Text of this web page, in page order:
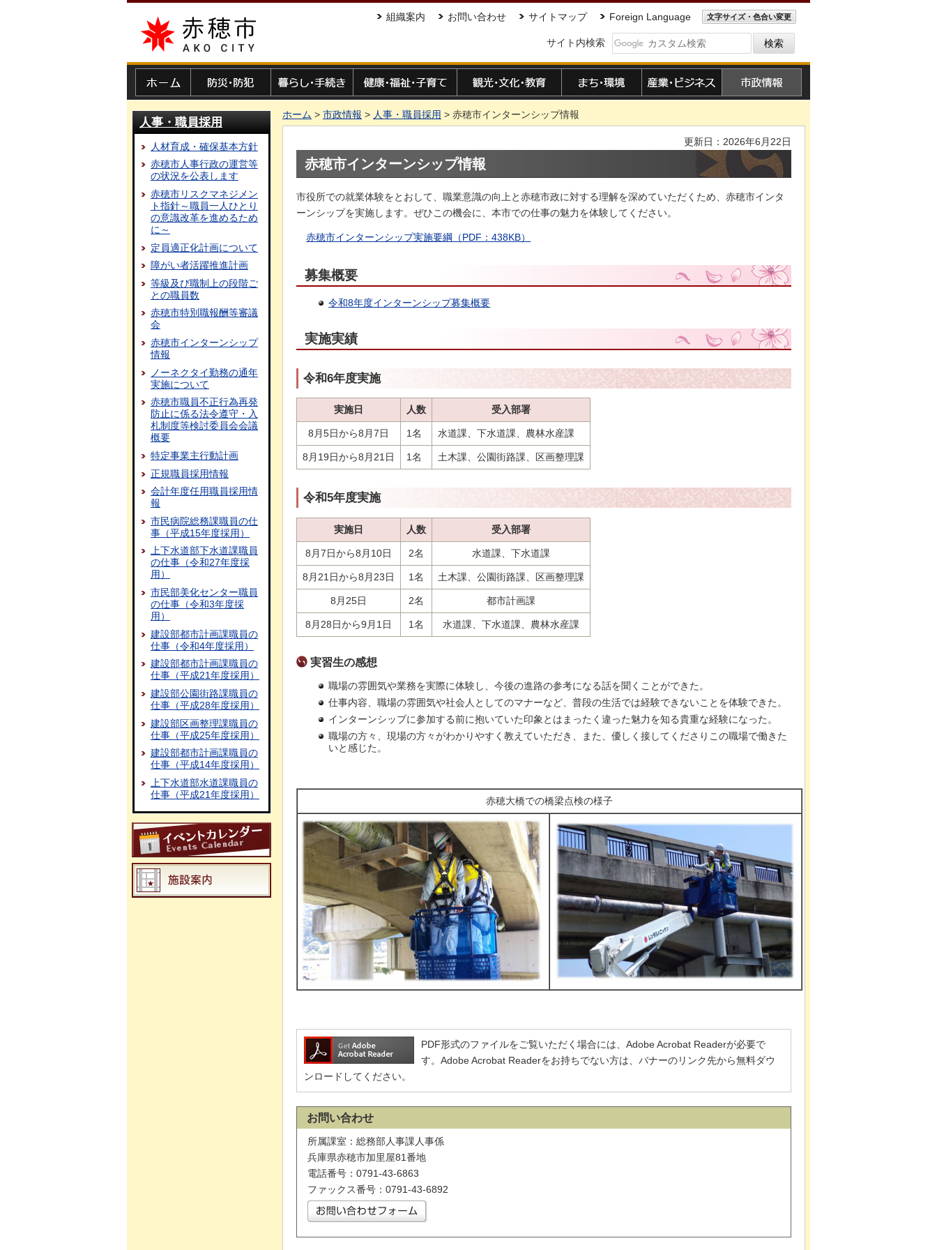
赤穂市 組織案内 お問い合わせ サイトマップ Foreign Language 文字サイズ・色合い変更
サイト内検索
人事・職員採用
人材育成・確保基本方針
赤穂市人事行政の運営等
の状況を公表します
赤穂市リスクマネジメン
ト指針～職員一人ひとり
の意識改革を進めるため
に～
定員適正化計画について
障がい者活躍推進計画
等級及び職制上の段階ご
との職員数
赤穂市特別職報酬等審議
会
赤穂市インターンシップ
情報
ノーネクタイ勤務の通年
実施について
赤穂市職員不正行為再発
防止に係る法令遵守・入
札制度等検討委員会会議
概要
特定事業主行動計画
正規職員採用情報
会計年度任用職員採用情
報
市民病院総務課職員の仕
事（平成15年度採用）
上下水道部下水道課職員
の仕事（令和27年度採
用）
市民部美化センター職員
の仕事（令和3年度採
用）
建設部都市計画課職員の
仕事（令和4年度採用）
建設部都市計画課職員の
仕事（平成21年度採用）
建設部公園街路課職員の
仕事（平成28年度採用）
建設部区画整理課職員の
仕事（平成25年度採用）
建設部都市計画課職員の
仕事（平成14年度採用）
上下水道部水道課職員の
仕事（平成21年度採用）
ホーム > 市政情報 > 人事・職員採用 > 赤穂市インターンシップ情報
更新日：2026年6月22日
赤穂市インターンシップ情報
市役所での就業体験をとおして、職業意識の向上と赤穂市政に対する理解を深めていただくため、赤穂市インタ
ーンシップを実施します。ぜひこの機会に、本市での仕事の魅力を体験してください。
赤穂市インターンシップ実施要綱（PDF：438KB）
募集概要
令和8年度インターンシップ募集概要
実施実績
令和6年度実施
実施日 人数 受入部署
8月5日から8月7日 1名 水道課、下水道課、農林水産課
8月19日から8月21日 1名 土木課、公園街路課、区画整理課
令和5年度実施
実施日 人数 受入部署
8月7日から8月10日 2名 水道課、下水道課
8月21日から8月23日 1名 土木課、公園街路課、区画整理課
8月25日 2名 都市計画課
8月28日から9月1日 1名 水道課、下水道課、農林水産課
実習生の感想
職場の雰囲気や業務を実際に体験し、今後の進路の参考になる話を聞くことができた。
仕事内容、職場の雰囲気や社会人としてのマナーなど、普段の生活では経験できないことを体験できた。
インターンシップに参加する前に抱いていた印象とはまったく違った魅力を知る貴重な経験になった。
職場の方々、現場の方々がわかりやすく教えていただき、また、優しく接してくださりこの職場で働きた
いと感じた。
赤穂大橋での橋梁点検の様子
PDF形式のファイルをご覧いただく場合には、Adobe Acrobat Readerが必要で
す。Adobe Acrobat Readerをお持ちでない方は、バナーのリンク先から無料ダウ
ンロードしてください。
お問い合わせ
所属課室：総務部人事課人事係
兵庫県赤穂市加里屋81番地
電話番号：0791-43-6863
ファックス番号：0791-43-6892